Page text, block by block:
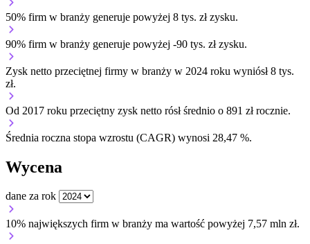
50% firm w branży generuje powyżej 8 tys. zł zysku.
90% firm w branży generuje powyżej -90 tys. zł zysku.
Zysk netto przeciętnej firmy w branży w 2024 roku wyniósł 8 tys.
zł.
Od 2017 roku przeciętny zysk netto rósł średnio o 891 zł rocznie.
Średnia roczna stopa wzrostu (CAGR) wynosi 28,47 %.
Wycena
dane za rok
10% największych firm w branży ma wartość powyżej 7,57 mln zł.